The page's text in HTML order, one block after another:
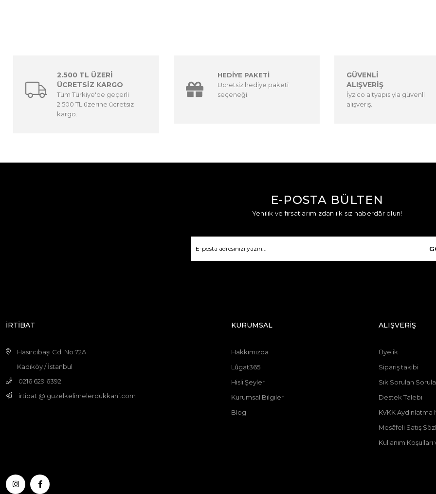
2.500 TL ÜZERİ
ÜCRETSİZ KARGO
Tüm Türkiye'de geçerli
2.500 TL üzerine ücretsiz
kargo.
HEDİYE PAKETİ
Ücretsiz hediye paketi
seçeneği.
GÜVENLİ
ALIŞVERİŞ
İyzico altyapısıyla güvenli
alışveriş.
E-POSTA BÜLTEN
Yenilik ve fırsatlarımızdan ilk siz haberdâr olun!
İRTİBAT
Hasırcıbaşı Cd. No:72A
Kadıköy / İstanbul
0216 629 6392
irtibat @ guzelkelimelerdukkani.com
KURUMSAL
Hakkımızda
Lûgat365
Hisli Şeyler
Kurumsal Bilgiler
Blog
ALIŞVERİŞ
Üyelik
Sipariş takibi
Sık Sorulan
Destek Talebi
KVKK Aydınlatma
Mesâfeli Satış
Kullanım